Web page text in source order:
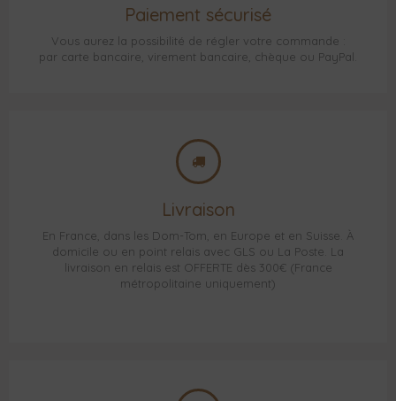
Paiement sécurisé
Vous aurez la possibilité de régler votre commande :
par carte bancaire, virement bancaire, chèque ou PayPal.
Livraison
En France, dans les Dom-Tom, en Europe et en Suisse. À
domicile ou en point relais avec GLS ou La Poste. La
livraison en relais est OFFERTE dès 300€ (France
métropolitaine uniquement)